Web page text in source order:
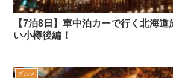
【7泊8日】車中泊カーで行く北海道
い小樽後編！
グルメ